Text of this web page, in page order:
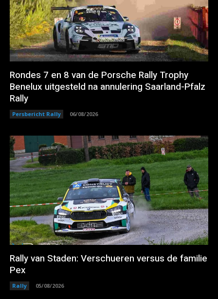
Rondes 7 en 8 van de Porsche Rally Trophy
Benelux uitgesteld na annulering Saarland-Pfalz
Rally
Persbericht Rally 06/08/2026
Rally van Staden: Verschueren versus de familie
Pex
Rally 05/08/2026